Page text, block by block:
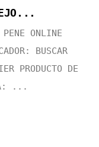
PENE ONLINE
BUSCAR
PRODUCTO DE
...